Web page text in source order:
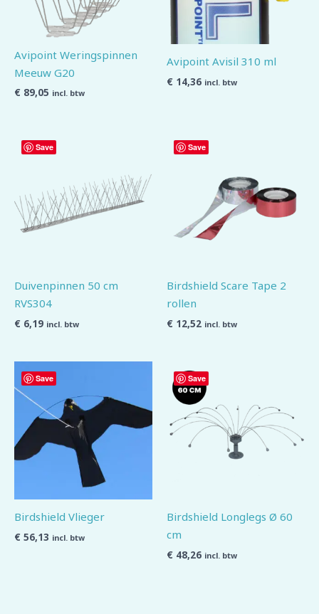
Avipoint Weringspinnen
Meeuw G20
€ 89,05 incl. btw
Avipoint Avisil 310 ml
€ 14,36 incl. btw
Save
Duivenpinnen 50 cm
RVS304
€ 6,19 incl. btw
Save
Birdshield Scare Tape 2
rollen
€ 12,52 incl. btw
Save
Birdshield Vlieger
€ 56,13 incl. btw
Save
Birdshield Longlegs Ø 60
cm
€ 48,26 incl. btw